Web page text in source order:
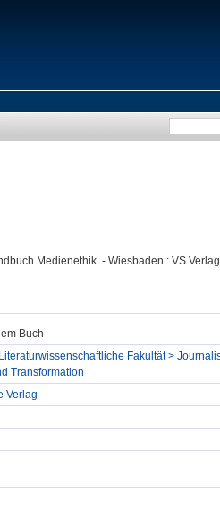
Medienethik. - Wiesbaden : VS
Buch
Fakultät >
Transformation
Verlag